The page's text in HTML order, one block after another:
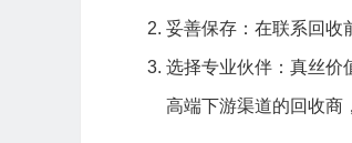
妥善保存：在联系回收
选择专业伙伴：真丝价
高端下游渠道的回收商